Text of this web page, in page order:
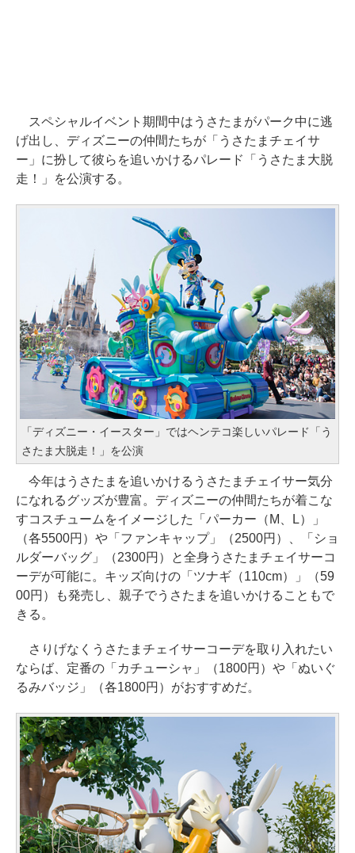
スペシャルイベント期間中はうさたまがパーク中に逃
げ出し、ディズニーの仲間たちが「うさたまチェイサ
ー」に扮して彼らを追いかけるパレード「うさたま大脱
走！」を公演する。
「ディズニー・イースター」ではヘンテコ楽しいパレード「う
さたま大脱走！」を公演
今年はうさたまを追いかけるうさたまチェイサー気分
になれるグッズが豊富。ディズニーの仲間たちが着こな
すコスチュームをイメージした「パーカー（M、L）」
（各5500円）や「ファンキャップ」（2500円）、「ショ
ルダーバッグ」（2300円）と全身うさたまチェイサーコ
ーデが可能に。キッズ向けの「ツナギ（110cm）」（59
00円）も発売し、親子でうさたまを追いかけることもで
きる。
さりげなくうさたまチェイサーコーデを取り入れたい
ならば、定番の「カチューシャ」（1800円）や「ぬいぐ
るみバッジ」（各1800円）がおすすめだ。